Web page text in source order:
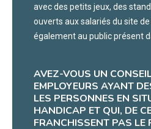
avec des petits jeux, des
ouverts aux salariés du site
également au public présent
AVEZ-VOUS UN
EMPLOYEURS AYANT
LES PERSONNES EN
HANDICAP ET QUI, DE
FRANCHISSENT PAS LE